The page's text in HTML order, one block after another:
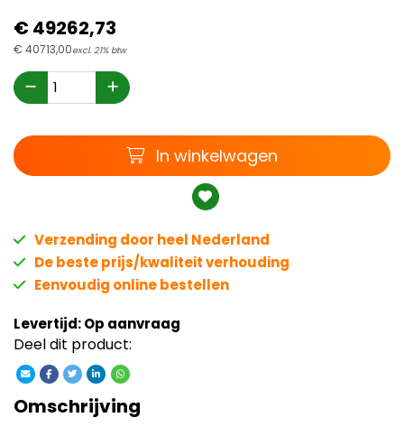
€49262,73
€ 40713,00excl. 21% btw
Winkelwagen
In winkelwagen
Verzending door heel Nederland
De beste prijs/kwaliteit verhouding
Eenvoudig online bestellen
Levertijd: Op aanvraag
Deel dit product:
Omschrijving